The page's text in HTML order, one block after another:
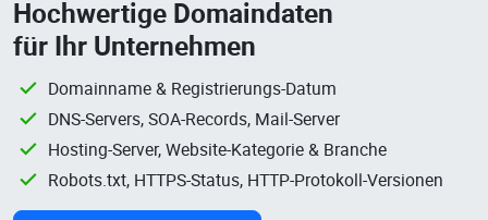
Hochwertige Domaindaten
für Ihr Unternehmen
Domainname & Registrierungs-Datum
DNS-Servers, SOA-Records, Mail-Server
Hosting-Server, Website-Kategorie & Branche
Robots.txt, HTTPS-Status, HTTP-Protokoll-Versionen